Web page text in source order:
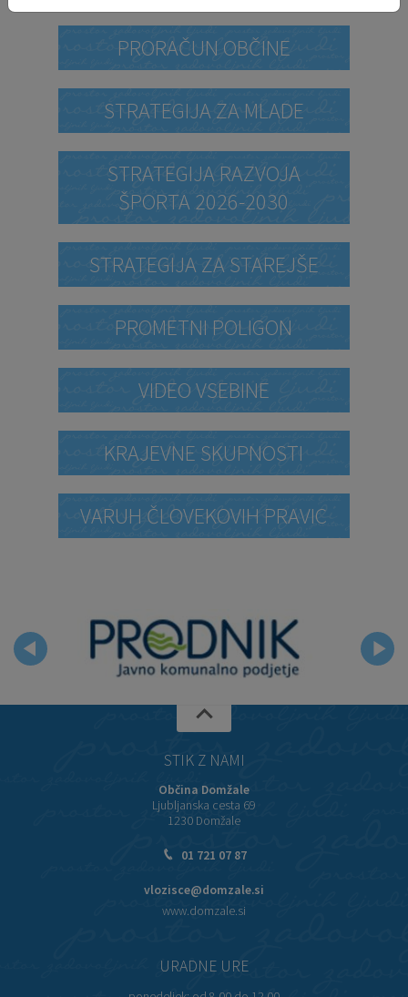
PRORAČUN OBČINE
STRATEGIJA ZA MLADE
STRATEGIJA RAZVOJA
ŠPORTA 2026-2030
STRATEGIJA ZA STAREJŠE
PROMETNI POLIGON
VIDEO VSEBINE
KRAJEVNE SKUPNOSTI
VARUH ČLOVEKOVIH PRAVIC
STIK Z NAMI
Občina Domžale
Ljubljanska cesta 69
1230 Domžale
01 721 07 87
vlozisce@domzale.si
www.domzale.si
URADNE URE